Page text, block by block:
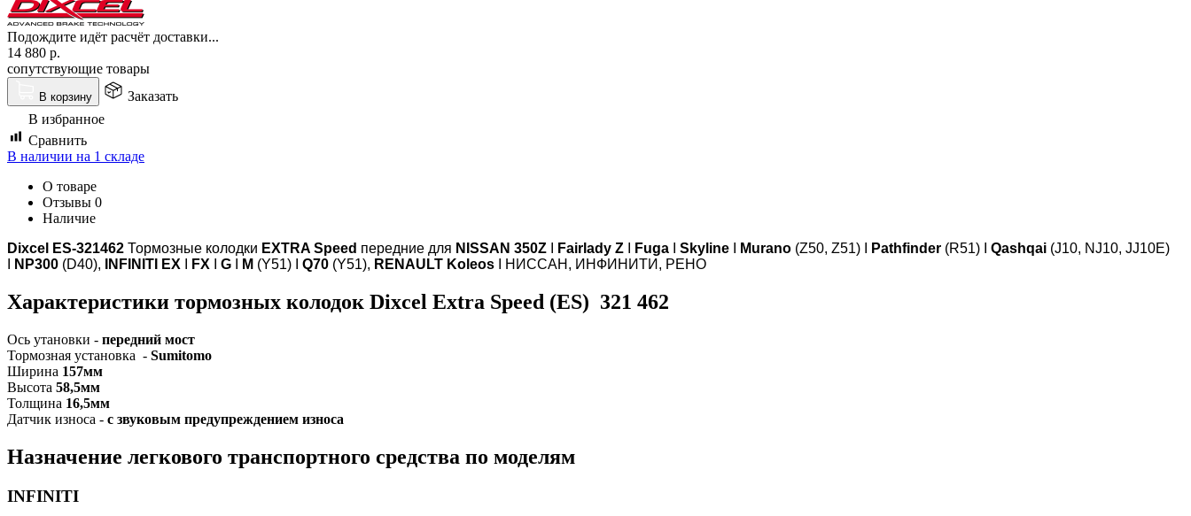
Подождите идёт расчёт доставки...
14 880 р.
сопутствующие товары
В корзину
Заказать
В избранное
Сравнить
В наличии на 1 складе
О товаре
Отзывы 0
Наличие
Dixcel ES-321462 Тормозные колодки EXTRA Speed передние для NISSAN 350Z Fairlady Z Fuga Skyline Murano (Z50, Z51) I Pathfinder (R51) I Qashqai (J10, NJ10, JJ10E)
NP300 (D40), INFINITI EX FX G M (Y51) I Q70 (Y51), RENAULT Koleos I НИССАН, ИНФИНИТИ, РЕНО
Характеристики тормозных колодок Dixcel Extra Speed (ES) 321 462
Ось утановки - передний мост
Тормозная установка - Sumitomo
Ширина 157мм
Высота 58,5мм
Толщина 16,5мм
Датчик износа - с звуковым предупреждением износа
Назначение легкового транспортного средства по моделям
INFINITI